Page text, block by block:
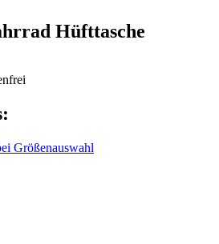
Hüfttasche
Größenauswahl